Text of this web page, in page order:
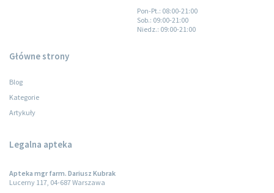
Pon-Pt.: 08:00-21:00
Sob.: 09:00-21:00
Niedz.: 09:00-21:00
Główne strony
Blog
Kategorie
Artykuły
Legalna apteka
Apteka mgr farm. Dariusz Kubrak
Lucerny 117, 04-687 Warszawa